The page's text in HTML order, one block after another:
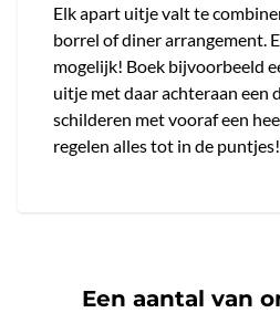
Elk apart uitje valt te
borrel of diner arrangement.
mogelijk! Boek bijvoorbeeld
uitje met daar achteraan een
schilderen met vooraf een
regelen alles tot in de puntjes!
Een aantal van